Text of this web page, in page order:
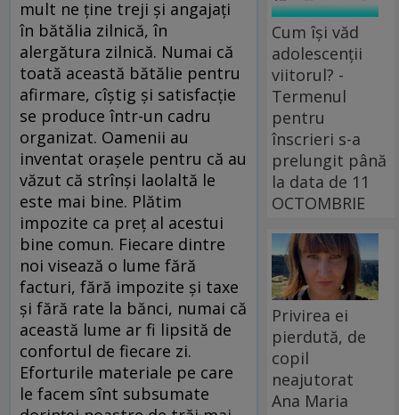
mult ne ţine treji şi angajaţi
în bătălia zilnică, în
alergătura zilnică. Numai că
toată această bătălie pentru
afirmare, cîştig şi satisfacţie
se produce într-un cadru
organizat. Oamenii au
inventat oraşele pentru că au
văzut că strînşi laolaltă le
este mai bine. Plătim
impozite ca preţ al acestui
bine comun. Fiecare dintre
noi visează o lume fără
facturi, fără impozite şi taxe
şi fără rate la bănci, numai că
această lume ar fi lipsită de
confortul de fiecare zi.
Eforturile materiale pe care
le facem sînt subsumate
Cum își văd
adolescenții
viitorul? -
Termenul
pentru
înscrieri s-a
prelungit până
la data de 11
OCTOMBRIE
Privirea ei
pierdută, de
copil
neajutorat
Ana Maria